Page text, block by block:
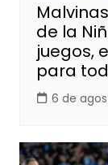
de la
juegos,
para
6 de